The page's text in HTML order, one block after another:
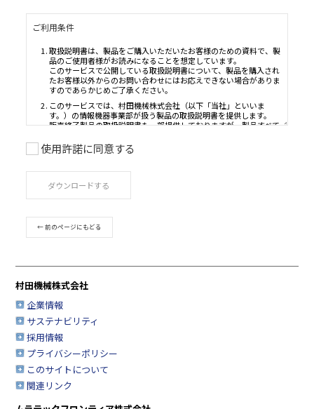
取扱説明書は、製品をご購入いただいたお客様のための
このサービスで公開している取扱説明書について、製品
たお客様以外からのお問い合わせにはお応えできない場
このサービスでは、村田機械株式会社（以下「当社」と
す。）の情報機器事業部が扱う製品の取扱説明書を提供し
販売終了製品の取扱説明書も一部提供しておりますが、
の取扱説明書を網羅するものではありませんので、あら
承ください。
安全上の注意事項は、取扱説明書が制作された時点での
業界基準に応じた内容になっています。
取扱説明書の内容は、製品の仕様変更などで予告なく変
合があります。
このサービスで提供している取扱説明書の内容は、製品
されている取扱説明書の内容と異なる場合があります。
使用許諾に同意する
ダウンロードする
← 前のページにもどる
村田機械株式会社
企業情報
サステナビリティ
採用情報
プライバシーポリシー
このサイトについて
関連リンク